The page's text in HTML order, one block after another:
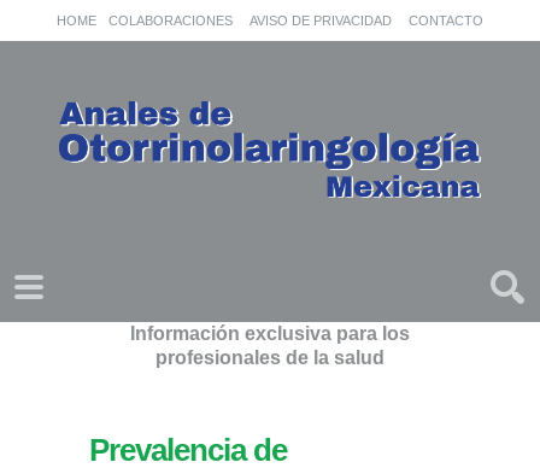
HOME COLABORACIONES AVISO DE PRIVACIDAD CONTACTO
Información exclusiva para los
profesionales de la salud
Prevalencia de